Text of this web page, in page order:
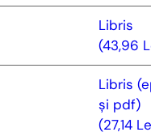
Libris
(43,96
Libris
și pdf)
(27,14